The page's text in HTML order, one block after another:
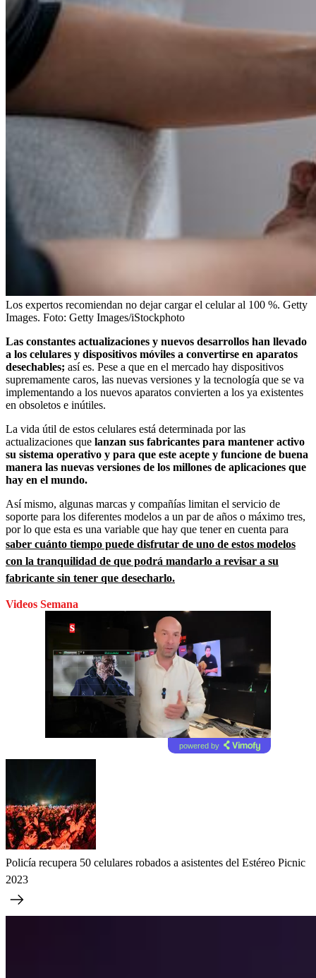
Los expertos recomiendan no dejar cargar el celular al 100 %. Getty
Images. Foto: Getty Images/iStockphoto
Las constantes actualizaciones y nuevos desarrollos han llevado
a los celulares y dispositivos móviles a convertirse en aparatos
desechables; así es. Pese a que en el mercado hay dispositivos
supremamente caros, las nuevas versiones y la tecnología que se va
implementando a los nuevos aparatos convierten a los ya existentes
en obsoletos e inútiles.
La vida útil de estos celulares está determinada por las
actualizaciones que lanzan sus fabricantes para mantener activo
su sistema operativo y para que este acepte y funcione de buena
manera las nuevas versiones de los millones de aplicaciones que
hay en el mundo.
Así mismo, algunas marcas y compañías limitan el servicio de
soporte para los diferentes modelos a un par de años o máximo tres,
por lo que esta es una variable que hay que tener en cuenta para
saber cuánto tiempo puede disfrutar de uno de estos modelos
con la tranquilidad de que podrá mandarlo a revisar a su
fabricante sin tener que desecharlo.
Videos Semana
powered by
Policía recupera 50 celulares robados a asistentes del Estéreo Picnic
2023